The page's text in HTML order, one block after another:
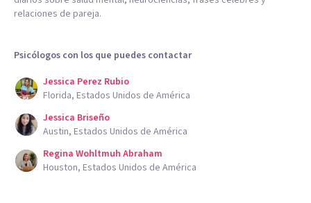
relaciones de pareja.
Psicólogos con los que puedes contactar
Jessica Perez Rubio
Florida, Estados Unidos de América
Jessica Briseño
Austin, Estados Unidos de América
Regina Wohltmuh Abraham
Houston, Estados Unidos de América